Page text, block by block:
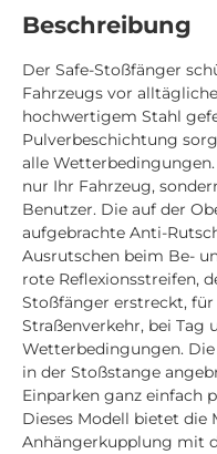
Beschreibung
Der Safe-Stoßfänger
Fahrzeugs vor
hochwertigem Stahl
Pulverbeschichtung
alle
nur Ihr Fahrzeug,
Benutzer. Die auf der
aufgebrachte Anti-
Ausrutschen beim Be-
rote Reflexionsstreifen,
Stoßfänger erstreckt,
Straßenverkehr, bei Tag
Wetterbedingungen.
in der Stoßstange
Einparken ganz einfach
Dieses Modell bietet
Anhängerkupplung mit